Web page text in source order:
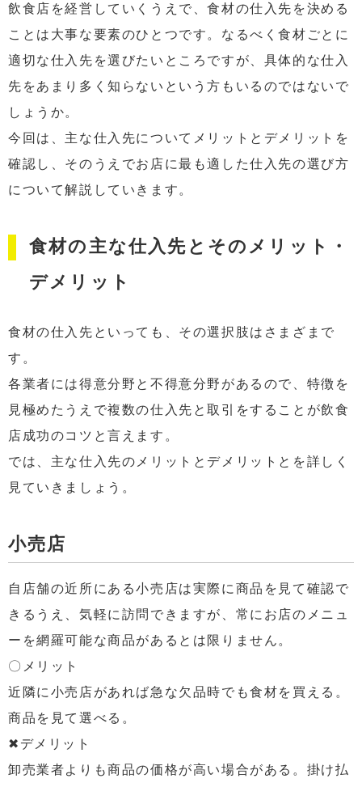
飲食店を経営していくうえで、食材の仕入先を決める
ことは大事な要素のひとつです。なるべく食材ごとに
適切な仕入先を選びたいところですが、具体的な仕入
先をあまり多く知らないという方もいるのではないで
しょうか。
今回は、主な仕入先についてメリットとデメリットを
確認し、そのうえでお店に最も適した仕入先の選び方
について解説していきます。
食材の主な仕入先とそのメリット・
デメリット
食材の仕入先といっても、その選択肢はさまざまで
す。
各業者には得意分野と不得意分野があるので、特徴を
見極めたうえで複数の仕入先と取引をすることが飲食
店成功のコツと言えます。
では、主な仕入先のメリットとデメリットとを詳しく
見ていきましょう。
小売店
自店舗の近所にある小売店は実際に商品を見て確認で
きるうえ、気軽に訪問できますが、常にお店のメニュ
ーを網羅可能な商品があるとは限りません。
〇メリット
近隣に小売店があれば急な欠品時でも食材を買える。
商品を見て選べる。
✖デメリット
卸売業者よりも商品の価格が高い場合がある。掛け払